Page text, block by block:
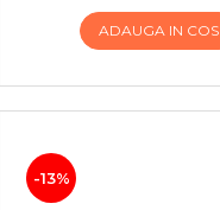
ADAUGA IN COS
-13%